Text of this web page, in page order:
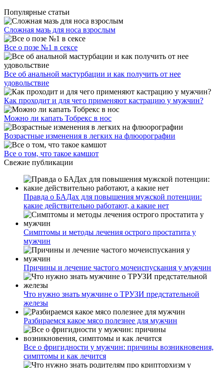
Популярные статьи
Сложная мазь для носа взрослым
Все о позе №1 в сексе
Все об анальной мастурбации и как получить от нее
удовольствие
Как проходит и для чего применяют кастрацию у мужчин?
Можно ли капать Тобрекс в нос
Возрастные изменения в легких на флюорографии
Все о том, что такое камшот
Свежие публикации
Правда о БАДах для повышения мужской потенции:
какие действительно работают, а какие нет
Симптомы и методы лечения острого простатита у
мужчин
Причины и лечение частого мочеиспускания у мужчин
Что нужно знать мужчине о ТРУЗИ предстательной
железы
Разбираемся какое мясо полезнее для мужчин
Все о фригидности у мужчин: причины возникновения,
симптомы и как лечится